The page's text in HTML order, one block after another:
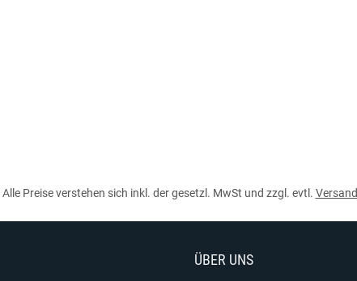
Alle Preise verstehen sich inkl. der gesetzl. MwSt und zzgl. evtl. Versand
ÜBER UNS